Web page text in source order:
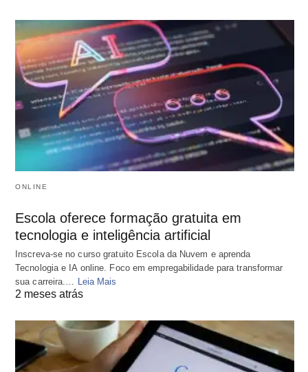
ONLINE
Escola oferece formação gratuita em
tecnologia e inteligência artificial
Inscreva-se no curso gratuito Escola da Nuvem e aprenda
Tecnologia e IA online. Foco em empregabilidade para transformar
sua carreira.… Leia Mais
2 meses atrás